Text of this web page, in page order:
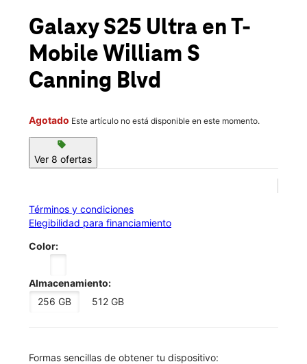
location_on
16 William S Canning Blvd Fall River, MA 02721
Galaxy S25 Ultra en T-
Mobile William S
Canning Blvd
Agotado Este artículo no está disponible en este momento.
sell
Ver 8 ofertas
Términos y condiciones
Elegibilidad para financiamiento
Color:
Almacenamiento:
256 GB
512 GB
​​​​​​​Formas sencillas de obtener tu dispositivo: